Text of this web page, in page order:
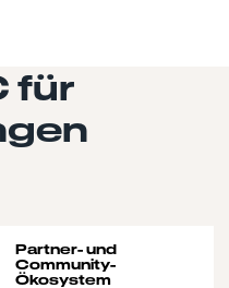
für
Partner- und
Community-
Ökosystem